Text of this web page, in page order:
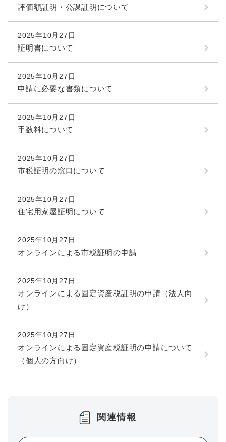
評価額証明・公課証明について
2025年10月27日
証明書について
2025年10月27日
申請に必要な書類について
2025年10月27日
手数料について
2025年10月27日
市税証明の窓口について
2025年10月27日
住宅用家屋証明について
2025年10月27日
オンラインによる市税証明の申請
2025年10月27日
オンラインによる固定資産税証明の申請（法人向
け）
2025年10月27日
オンラインによる固定資産税証明の申請について
（個人の方向け）
関連情報